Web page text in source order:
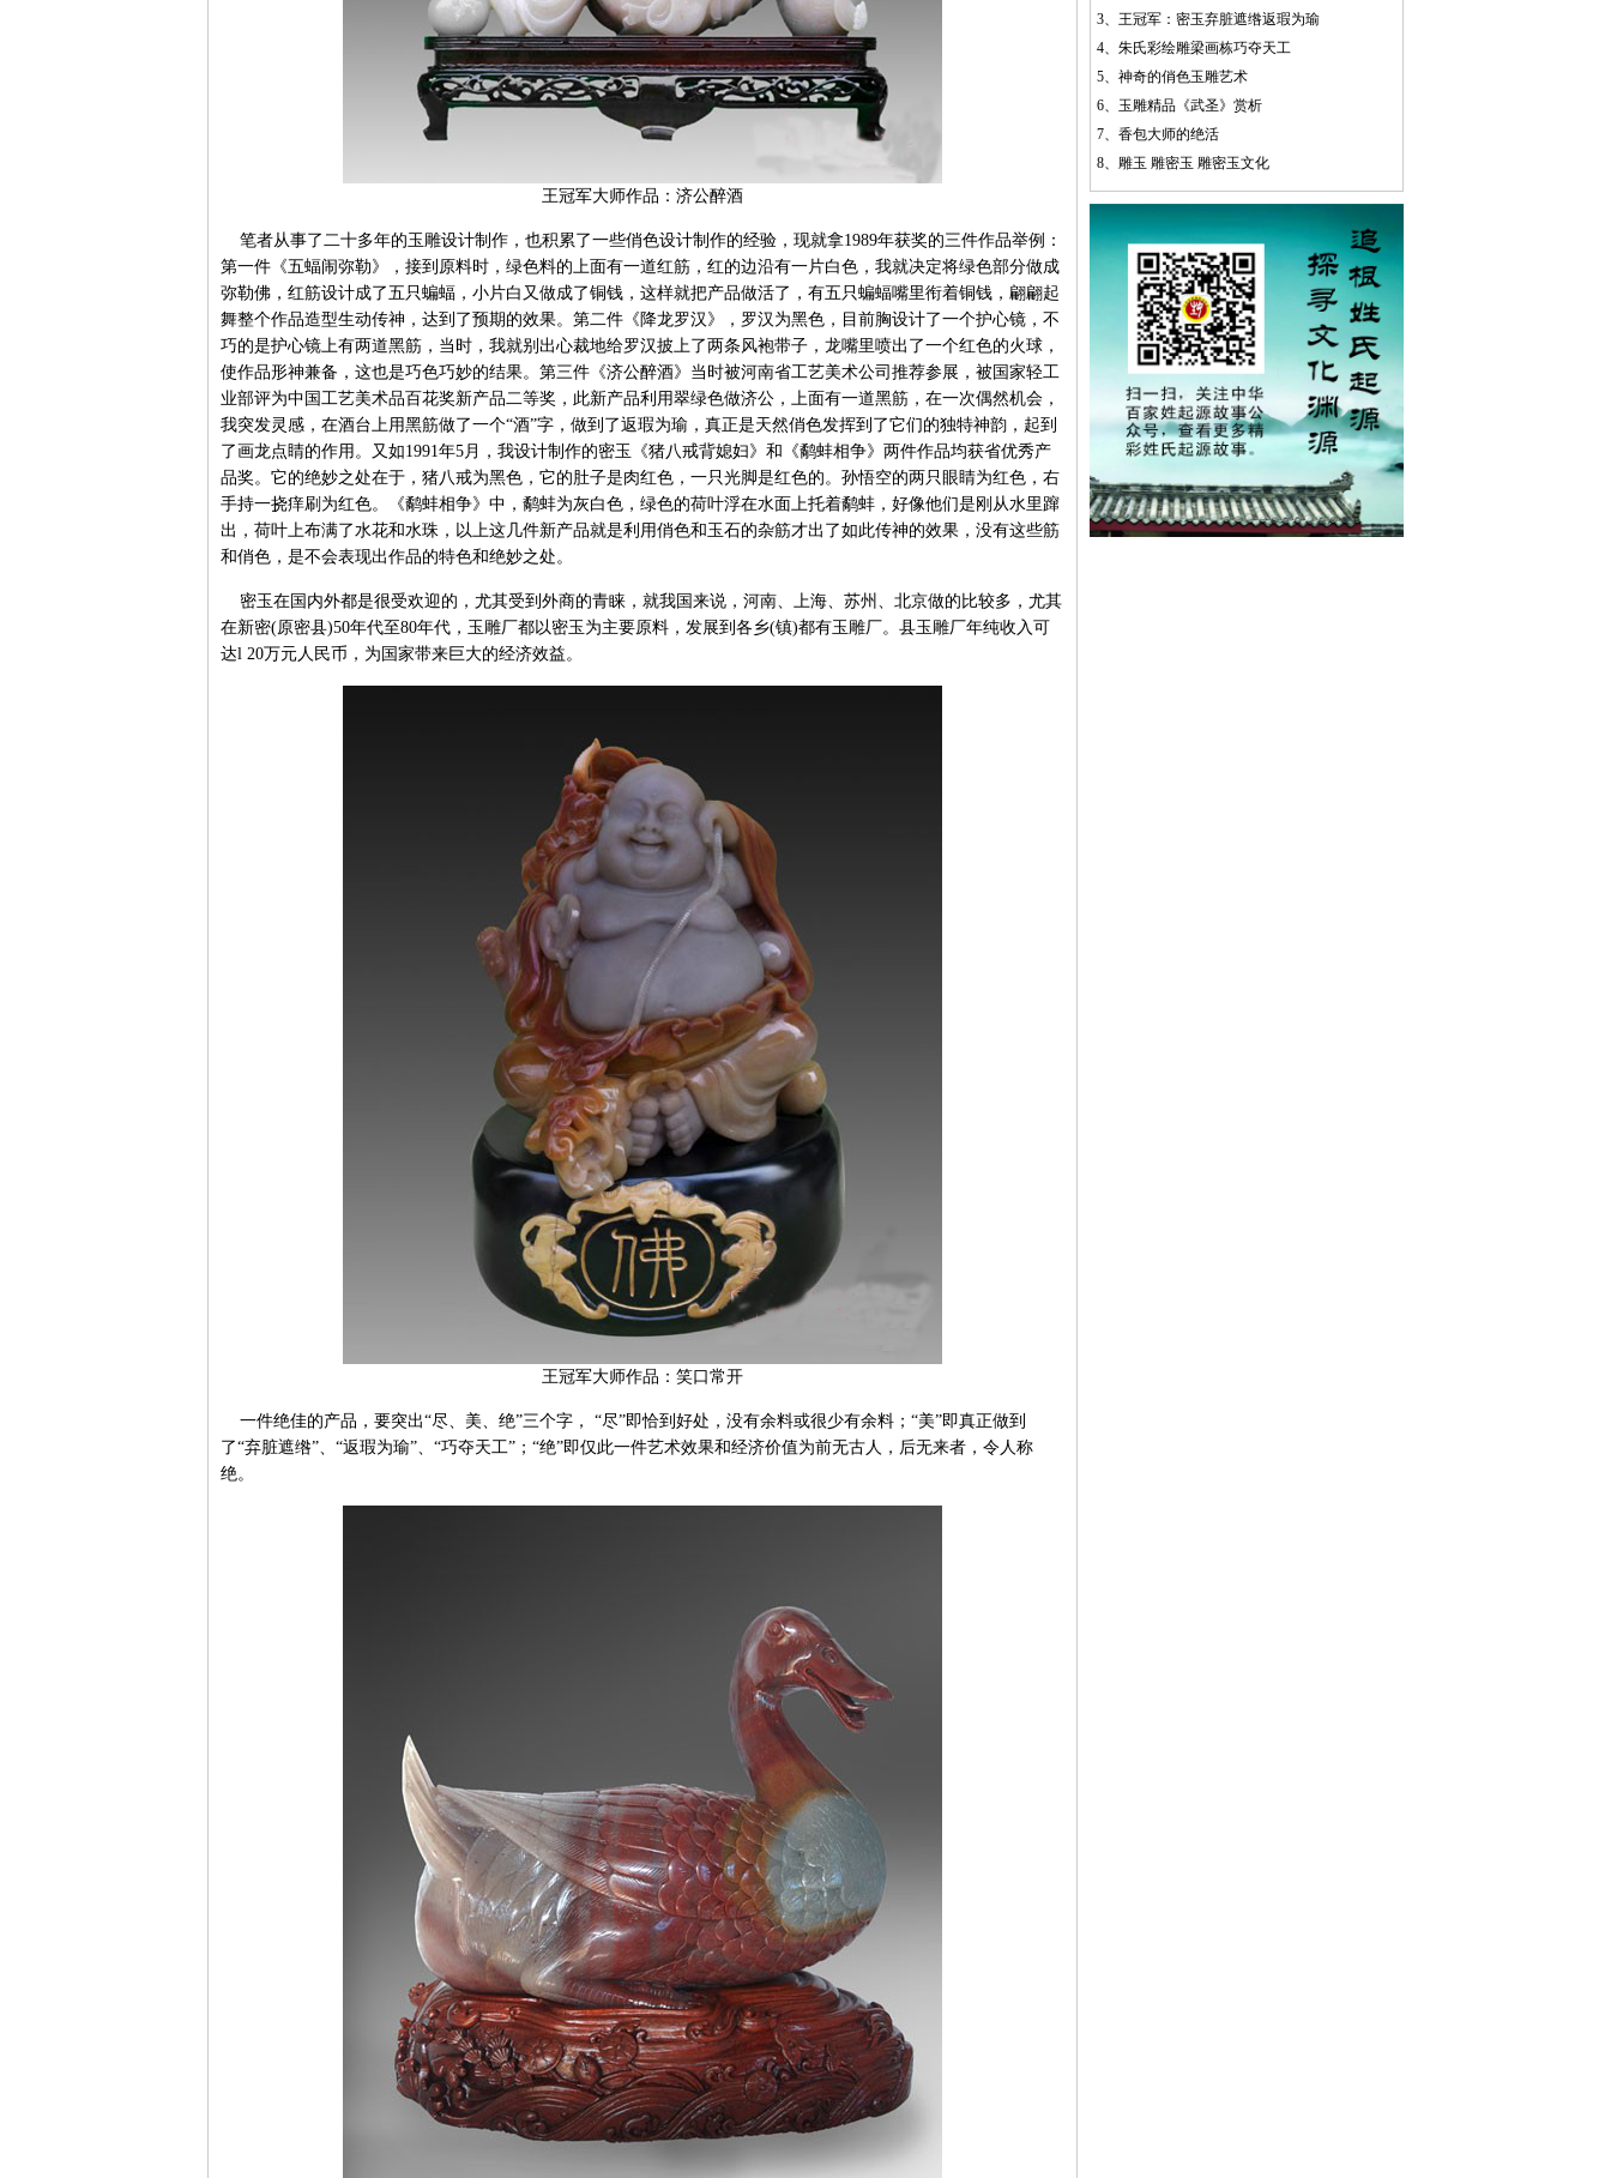
3、 王冠军：密玉弃脏遮绺返瑕为瑜
4、 朱氏彩绘雕梁画栋巧夺天工
5、 神奇的俏色玉雕艺术
6、 玉雕精品《武圣》赏析
7、 香包大师的绝活
8、 雕玉 雕密玉 雕密玉文化
王冠军大师作品：济公醉酒
笔者从事了二十多年的玉雕设计制作，也积累了一些俏色设计制作的经验，现就拿1989年获奖的三件作品举例：
第一件《五蝠闹弥勒》，接到原料时，绿色料的上面有一道红筋，红的边沿有一片白色，我就决定将绿色部分做成
弥勒佛，红筋设计成了五只蝙蝠，小片白又做成了铜钱，这样就把产品做活了，有五只蝙蝠嘴里衔着铜钱，翩翩起
舞整个作品造型生动传神，达到了预期的效果。第二件《降龙罗汉》，罗汉为黑色，目前胸设计了一个护心镜，不
巧的是护心镜上有两道黑筋，当时，我就别出心裁地给罗汉披上了两条风袍带子，龙嘴里喷出了一个红色的火球，
使作品形神兼备，这也是巧色巧妙的结果。第三件《济公醉酒》当时被河南省工艺美术公司推荐参展，被国家轻工
业部评为中国工艺美术品百花奖新产品二等奖，此新产品利用翠绿色做济公，上面有一道黑筋，在一次偶然机会，
我突发灵感，在酒台上用黑筋做了一个“酒”字，做到了返瑕为瑜，真正是天然俏色发挥到了它们的独特神韵，起到
了画龙点睛的作用。又如1991年5月，我设计制作的密玉《猪八戒背媳妇》和《鹬蚌相争》两件作品均获省优秀产
品奖。它的绝妙之处在于，猪八戒为黑色，它的肚子是肉红色，一只光脚是红色的。孙悟空的两只眼睛为红色，右
手持一挠痒刷为红色。《鹬蚌相争》中，鹬蚌为灰白色，绿色的荷叶浮在水面上托着鹬蚌，好像他们是刚从水里蹿
出，荷叶上布满了水花和水珠，以上这几件新产品就是利用俏色和玉石的杂筋才出了如此传神的效果，没有这些筋
和俏色，是不会表现出作品的特色和绝妙之处。
密玉在国内外都是很受欢迎的，尤其受到外商的青睐，就我国来说，河南、上海、苏州、北京做的比较多，尤其
在新密(原密县)50年代至80年代，玉雕厂都以密玉为主要原料，发展到各乡(镇)都有玉雕厂。县玉雕厂年纯收入可
达l 20万元人民币，为国家带来巨大的经济效益。
王冠军大师作品：笑口常开
一件绝佳的产品，要突出“尽、美、绝”三个字， “尽”即恰到好处，没有余料或很少有余料；“美”即真正做到
了“弃脏遮绺”、“返瑕为瑜”、“巧夺天工”；“绝”即仅此一件艺术效果和经济价值为前无古人，后无来者，令人称
绝。